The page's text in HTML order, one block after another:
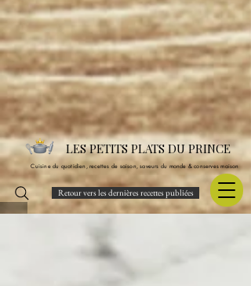
LES PETITS PLATS DU PRINCE
Cuisine du quotidien, recettes de saison, saveurs du monde & conserves maison
Retour vers les dernières recettes publiées